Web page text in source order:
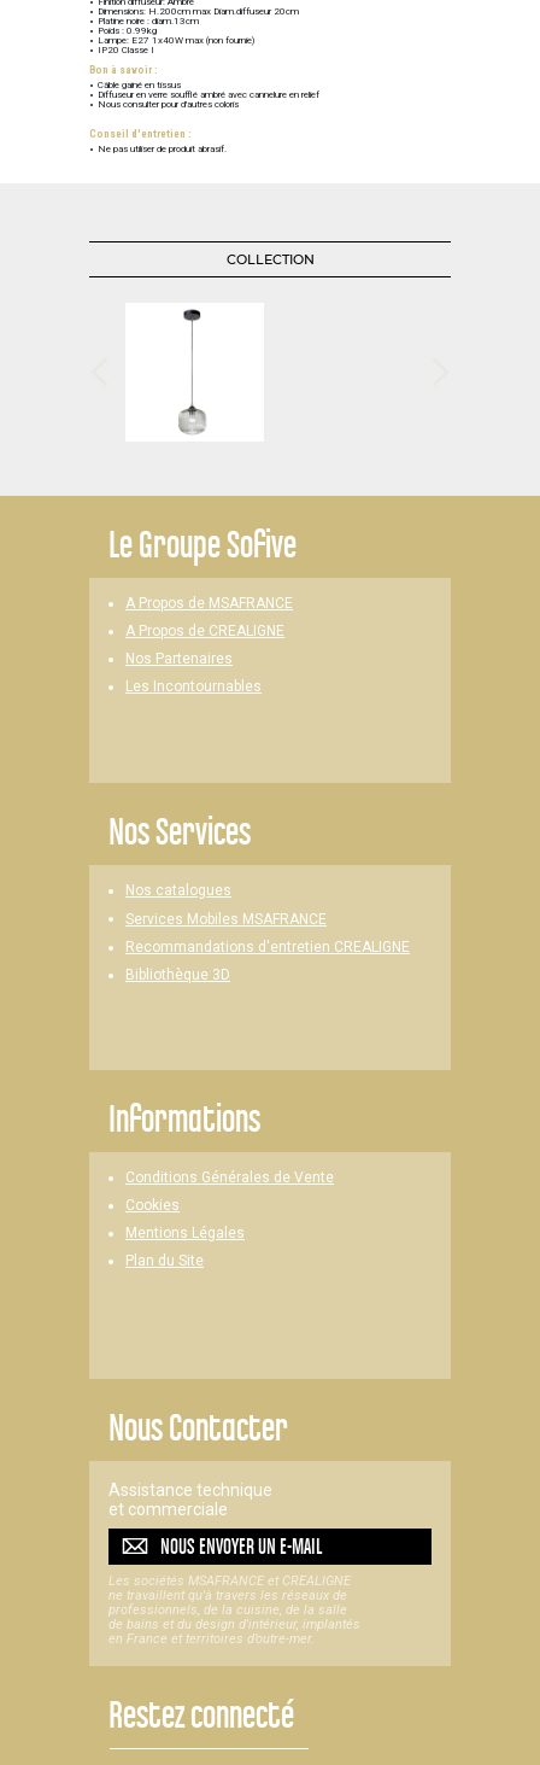
Dimensions: H.200cm max Diam.diffuseur 20cm
Platine noire : diam.13cm
Poids : 0.99kg
Lampe: E27 1x40W max (non fournie)
IP20 Classe I
Bon à savoir :
Câble gainé en tissus
Diffuseur en verre soufflé ambré avec cannelure en relief
Nous consulter pour d'autres coloris
Conseil d'entretien :
Ne pas utiliser de produit abrasif.
COLLECTION
LeGroupe Sofive
A Propos de MSAFRANCE
A Propos de CREALIGNE
Nos Partenaires
Les Incontournables
Nos Services
Nos catalogues
Services Mobiles MSAFRANCE
Recommandations d'entretien CREALIGNE
Bibliothèque 3D
Informations
Conditions Générales de Vente
Cookies
Mentions Légales
Plan du Site
Nous Contacter
Assistance technique
et commerciale
NOUS ENVOYER UNE-MAIL
Les sociétés MSAFRANCE et CREALIGNE
ne travaillent qu'à travers les réseaux de
professionnels, de la cuisine, de la salle
de bains et du design d'intérieur, implantés
en France et territoires d’outre-mer.
Restez connecté